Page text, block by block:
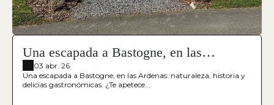
Una escapada a Bastogne, en las
Ardenas: naturaleza, historia y delicias
gastronómicas.
03 abr. 26
Una escapada a Bastogne, en las Ardenas: naturaleza, historia y
delicias gastronómicas. ¿Te apetece...